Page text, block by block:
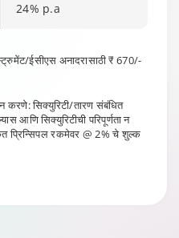
24% p.a
ईसीएस अनादरासाठी ₹ 670/-
न करणे: सिक्युरिटी/तारण संबंधित
आणि सिक्युरिटीची परिपूर्णता न
प्रिन्सिपल रकमेवर @ 2% चे शुल्क